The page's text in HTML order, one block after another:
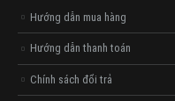
Hướng dẫn mua hàng
Hướng dẫn thanh toán
Chính sách đổi trả